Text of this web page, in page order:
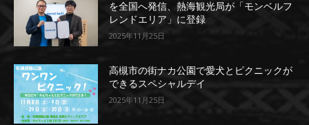
を全国へ発信、熱海観光局が「モンベルフ
レンドエリア」に登録
2025年11月25日
高槻市の街ナカ公園で愛犬とピクニックが
できるスペシャルデイ
2025年11月25日